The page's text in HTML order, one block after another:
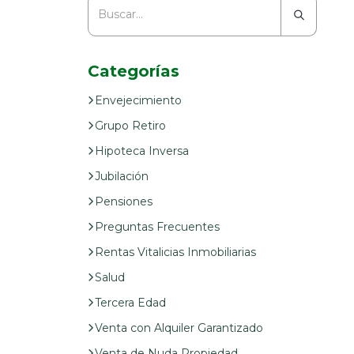
Categorías
Envejecimiento
Grupo Retiro
Hipoteca Inversa
Jubilación
Pensiones
Preguntas Frecuentes
Rentas Vitalicias Inmobiliarias
Salud
Tercera Edad
Venta con Alquiler Garantizado